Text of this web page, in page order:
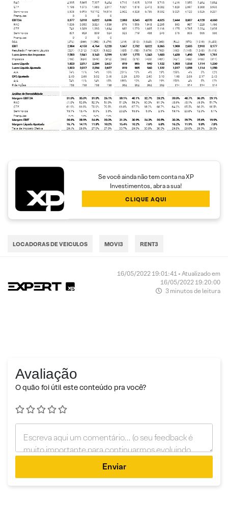
Se você ainda não tem conta na XP
Investimentos, abra a sua!
CLIQUE AQUI
LOCADORAS DE VEICULOS MOVI3 RENT3
16/05/2022 19:01:41 • Atualizado em
16/05/2022 19:20:00
3 minutos de leitura
Avaliação
O quão foi útil este conteúdo pra você?
Enviar